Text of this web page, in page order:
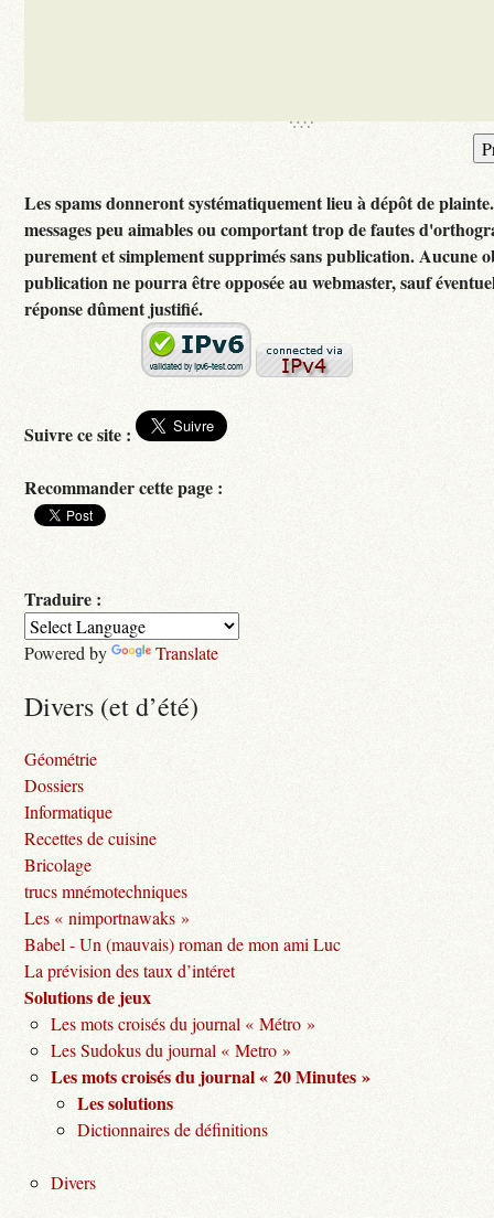
Les spams donneront systématiquement lieu à dépôt de
messages peu aimables ou comportant trop de fautes
purement et simplement supprimés sans publication. Aucune
publication ne pourra être opposée au webmaster, sauf
réponse dûment justifié.
Suivre ce site :
Recommander cette page :
Traduire :
Powered by Translate
Divers (et d’été)
Géométrie
Dossiers
Informatique
Recettes de cuisine
Bricolage
trucs mnémotechniques
Les « nimportnawaks »
Babel - Un (mauvais) roman de mon ami Luc
La prévision des taux d’intéret
Solutions de jeux
Les mots croisés du journal « Métro »
Les Sudokus du journal « Metro »
Les mots croisés du journal « 20 Minutes »
Les solutions
Dictionnaires de définitions
Divers